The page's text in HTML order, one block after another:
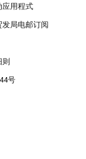
应用程式
局电邮订阅
号